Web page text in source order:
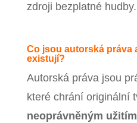
zdroji bezplatné hudby.
Co jsou autorská práva
existují?
Autorská práva jsou
které chrání originální
neoprávněným